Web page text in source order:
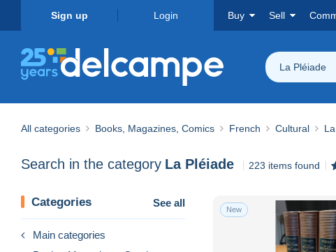
Sign up Login Buy Sell
La Pléiade
All categories Books, Magazines, Comics French Cultural
Search in the category La Pléiade 223 items found
Categories See all
Main categories
New